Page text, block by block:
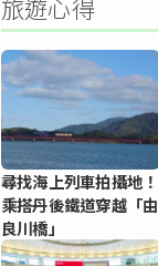
尋找海上列車拍攝地！
乘搭丹後鐵道穿越「由
良川橋」